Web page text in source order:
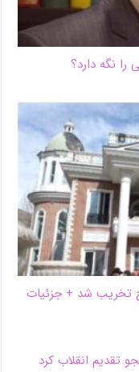
نگه دارد؟
تخریب شد + جزئیات